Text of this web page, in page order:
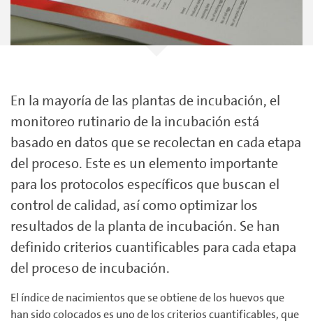
En la mayoría de las plantas de incubación, el
monitoreo rutinario de la incubación está
basado en datos que se recolectan en cada etapa
del proceso. Este es un elemento importante
para los protocolos específicos que buscan el
control de calidad, así como optimizar los
resultados de la planta de incubación. Se han
definido criterios cuantificables para cada etapa
del proceso de incubación.
El índice de nacimientos que se obtiene de los huevos que
han sido colocados es uno de los criterios cuantificables, que